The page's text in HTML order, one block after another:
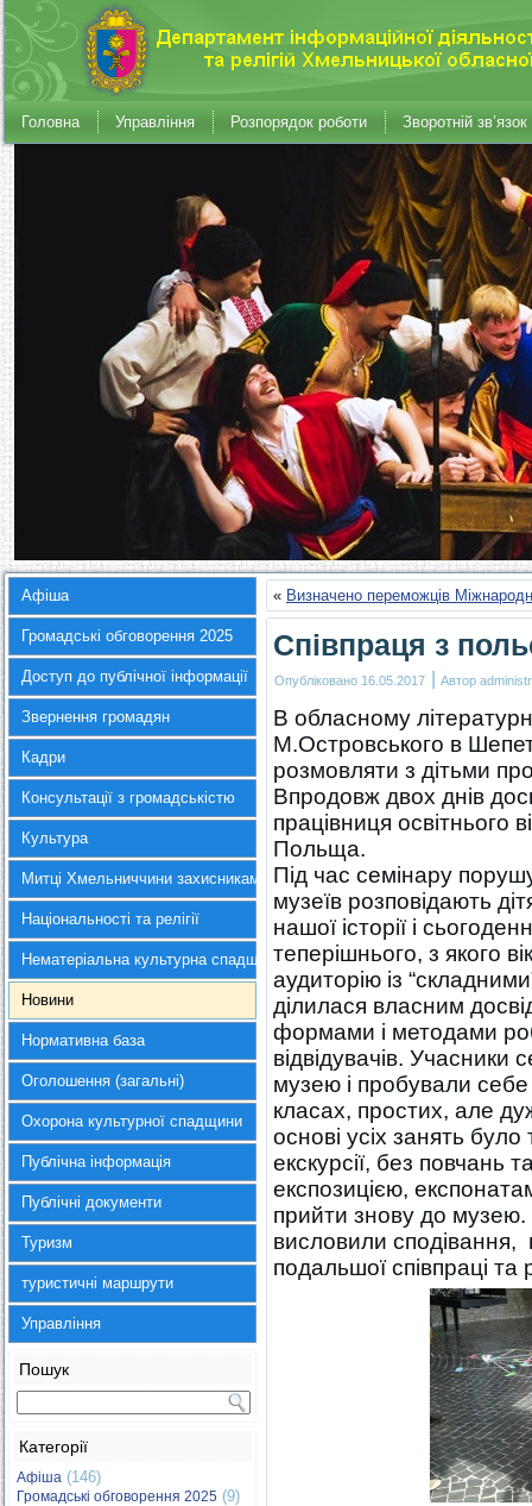
Головна Управління Розпорядок роботи Зворотній зв’язок
Афіша
Громадські обговорення 2025
Доступ до публічної інформації
Звернення громадян
Кадри
Консультації з громадськістю
Культура
Митці Хмельниччини захисникам України
Національності та релігії
Нематеріальна культурна спадщина
Новини
Нормативна база
Оголошення (загальні)
Охорона культурної спадщини
Публічна інформація
Публічні документи
Туризм
туристичні маршрути
Управління
Пошук
Категорії
Афіша (146)
Громадські обговорення 2025 (9)
« Визначено переможців
Співпраця з
Опубліковано 16.05.2017 | Автор
В обласному
М.Островського в
розмовляти з дітьми
Впродовж двох днів
працівниця освітнього
Польща.
Під час семінару
музеїв розповідають
нашої історії і
теперішнього, з якого
аудиторію із
ділилася власним
формами і методами
відвідувачів. Учасники
музею і пробували
класах, простих, але
основі усіх занять
екскурсії, без повчань
експозицією,
прийти знову до музею.
висловили сподівання,
подальшої співпраці та